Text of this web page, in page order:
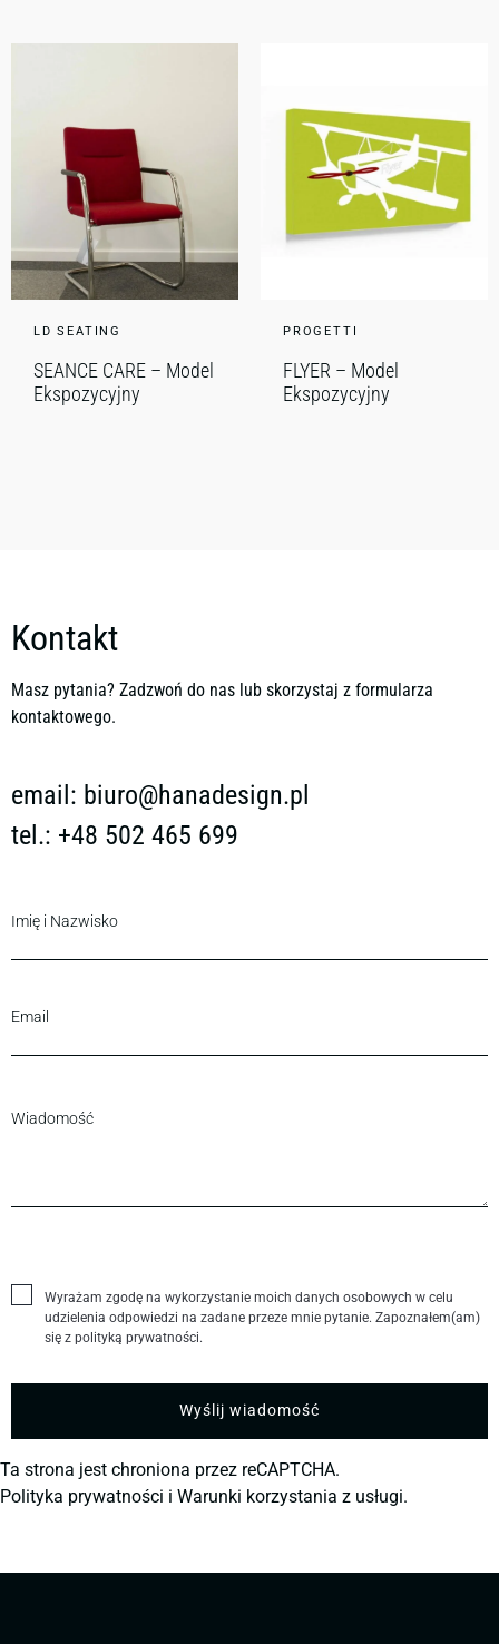
LD SEATING
SEANCE CARE – Model
Ekspozycyjny
PROGETTI
FLYER – Model
Ekspozycyjny
Kontakt
Masz pytania? Zadzwoń do nas lub skorzystaj z formularza
kontaktowego.
email: biuro@hanadesign.pl
tel.: +48 502 465 699
Wyrażam zgodę na wykorzystanie moich danych osobowych w celu
udzielenia odpowiedzi na zadane przeze mnie pytanie. Zapoznałem(am)
się z polityką prywatności.
Ta strona jest chroniona przez reCAPTCHA.
Polityka prywatności i Warunki korzystania z usługi.